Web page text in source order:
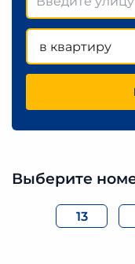
в квартиру
Выберите
13